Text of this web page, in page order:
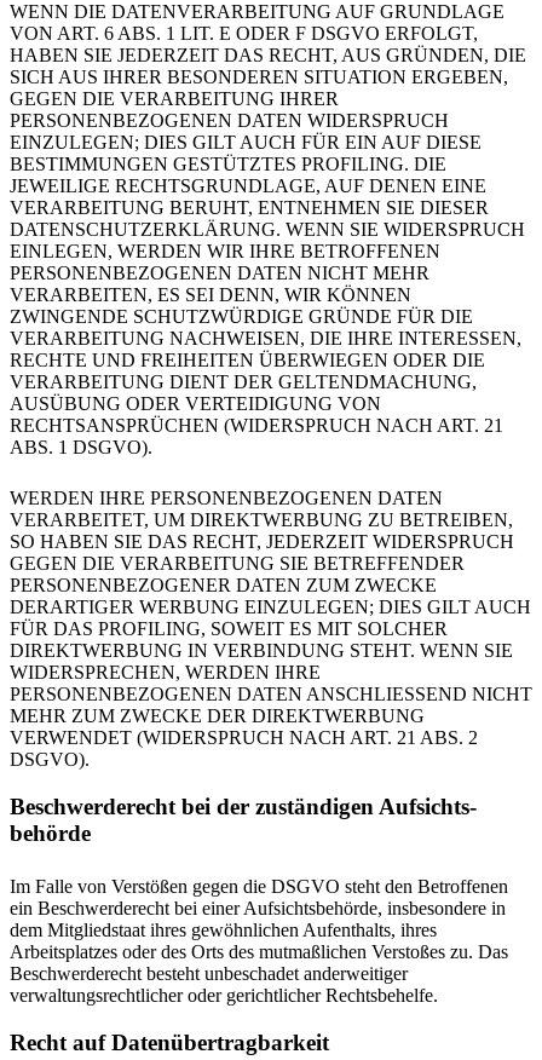
WENN DIE DATENVERARBEITUNG AUF GRUNDLAGE
VON ART. 6 ABS. 1 LIT. E ODER F DSGVO ERFOLGT,
HABEN SIE JEDERZEIT DAS RECHT, AUS GRÜNDEN, DIE
SICH AUS IHRER BESONDEREN SITUATION ERGEBEN,
GEGEN DIE VERARBEITUNG IHRER
PERSONENBEZOGENEN DATEN WIDERSPRUCH
EINZULEGEN; DIES GILT AUCH FÜR EIN AUF DIESE
BESTIMMUNGEN GESTÜTZTES PROFILING. DIE
JEWEILIGE RECHTSGRUNDLAGE, AUF DENEN EINE
VERARBEITUNG BERUHT, ENTNEHMEN SIE DIESER
DATENSCHUTZERKLÄRUNG. WENN SIE WIDERSPRUCH
EINLEGEN, WERDEN WIR IHRE BETROFFENEN
PERSONENBEZOGENEN DATEN NICHT MEHR
VERARBEITEN, ES SEI DENN, WIR KÖNNEN
ZWINGENDE SCHUTZWÜRDIGE GRÜNDE FÜR DIE
VERARBEITUNG NACHWEISEN, DIE IHRE INTERESSEN,
RECHTE UND FREIHEITEN ÜBERWIEGEN ODER DIE
VERARBEITUNG DIENT DER GELTENDMACHUNG,
AUSÜBUNG ODER VERTEIDIGUNG VON
RECHTSANSPRÜCHEN (WIDERSPRUCH NACH ART. 21
ABS. 1 DSGVO).
WERDEN IHRE PERSONENBEZOGENEN DATEN
VERARBEITET, UM DIREKTWERBUNG ZU BETREIBEN,
SO HABEN SIE DAS RECHT, JEDERZEIT WIDERSPRUCH
GEGEN DIE VERARBEITUNG SIE BETREFFENDER
PERSONENBEZOGENER DATEN ZUM ZWECKE
DERARTIGER WERBUNG EINZULEGEN; DIES GILT AUCH
FÜR DAS PROFILING, SOWEIT ES MIT SOLCHER
DIREKTWERBUNG IN VERBINDUNG STEHT. WENN SIE
WIDERSPRECHEN, WERDEN IHRE
PERSONENBEZOGENEN DATEN ANSCHLIESSEND NICHT
MEHR ZUM ZWECKE DER DIREKTWERBUNG
VERWENDET (WIDERSPRUCH NACH ART. 21 ABS. 2
DSGVO).
Beschwerde­recht bei der zuständigen Aufsichts­
behörde
Im Falle von Verstößen gegen die DSGVO steht den Betroffenen
ein Beschwerderecht bei einer Aufsichtsbehörde, insbesondere in
dem Mitgliedstaat ihres gewöhnlichen Aufenthalts, ihres
Arbeitsplatzes oder des Orts des mutmaßlichen Verstoßes zu. Das
Beschwerderecht besteht unbeschadet anderweitiger
verwaltungsrechtlicher oder gerichtlicher Rechtsbehelfe.
Recht auf Daten­übertrag­barkeit